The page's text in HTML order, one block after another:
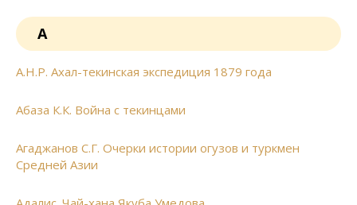
А
А.Н.Р. Ахал-текинская экспедиция 1879 года
Абаза К.К. Война с текинцами
Агаджанов С.Г. Очерки истории огузов и туркмен
Средней Азии